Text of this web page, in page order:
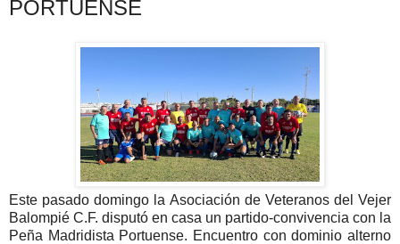
PORTUENSE
Este pasado domingo la Asociación de Veteranos del Vejer
Balompié C.F. disputó en casa un partido-convivencia con la
Peña Madridista Portuense. Encuentro con dominio alterno